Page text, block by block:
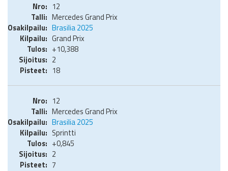
12
Mercedes Grand Prix
Brasilia 2025
Grand Prix
+10,388
2
18
12
Mercedes Grand Prix
Brasilia 2025
Sprintti
+0,845
2
7